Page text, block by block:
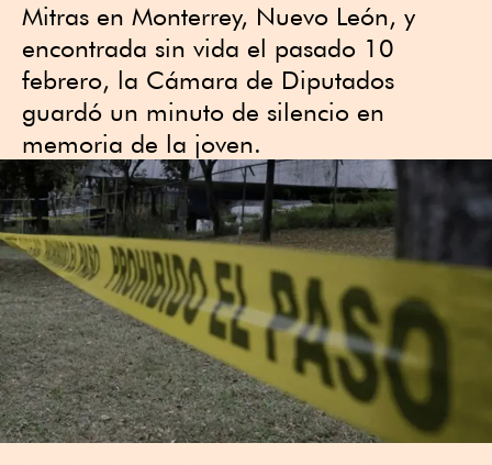
Mitras en Monterrey, Nuevo León, y
encontrada sin vida el pasado 10
febrero, la Cámara de Diputados
guardó un minuto de silencio en
memoria de la joven.